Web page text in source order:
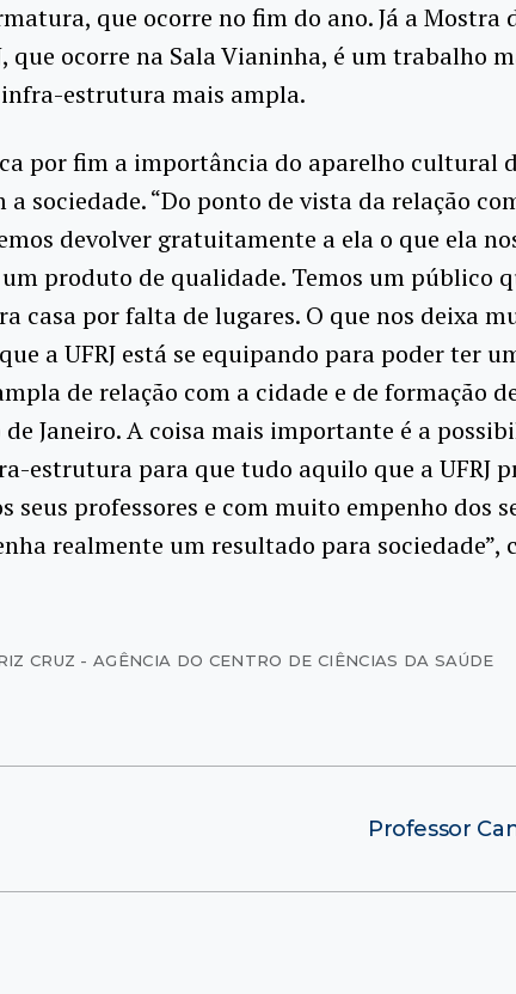
que ocorre no fim do ano. Já a Mostra
que ocorre na Sala Vianinha, é um trabalho
estrutura mais ampla.
por fim a importância do aparelho cultural
sociedade. “Do ponto de vista da relação
devolver gratuitamente a ela o que ela
produto de qualidade. Temos um público
casa por falta de lugares. O que nos deixa
a UFRJ está se equipando para poder ter
de relação com a cidade e de formação
Janeiro. A coisa mais importante é a
estrutura para que tudo aquilo que a UFRJ
seus professores e com muito empenho dos
realmente um resultado para sociedade”,
CRUZ - AGÊNCIA DO CENTRO DE CIÊNCIAS DA SAÚDE
Professor